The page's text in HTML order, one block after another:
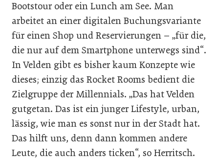
Bootstour oder ein Lunch am See. Man
arbeitet an einer digitalen Buchungsvariante
für einen Shop und Reservierungen – „für die,
die nur auf dem Smartphone unterwegs sind“.
In Velden gibt es bisher kaum Konzepte wie
dieses; einzig das Rocket Rooms bedient die
Zielgruppe der Millennials. „Das hat Velden
gutgetan. Das ist ein junger Lifestyle, urban,
lässig, wie man es sonst nur in der Stadt hat.
Das hilft uns, denn dann kommen andere
Leute, die auch anders ticken“, so Herritsch.